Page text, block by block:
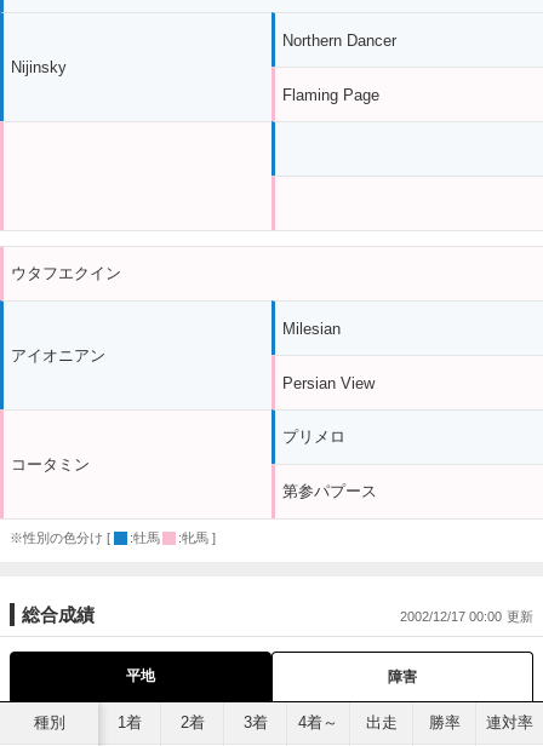
Nijinsky
Northern Dancer
Flaming Page
ウタフエクイン
アイオニアン
コータミン
Milesian
Persian View
プリメロ
第参パプース
※性別の色分け [ :牡馬 :牝馬 ]
総合成績 2002/12/17 00:00
平地 障害
種別 1着 2着 3着 4着～ 出走 勝率 連対率